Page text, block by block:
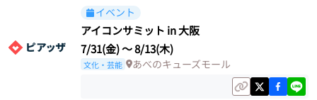
イベント
アイコンサミット in 大阪
7/31(金)〜8/13(木)
文化・芸能 あべのキューズモール